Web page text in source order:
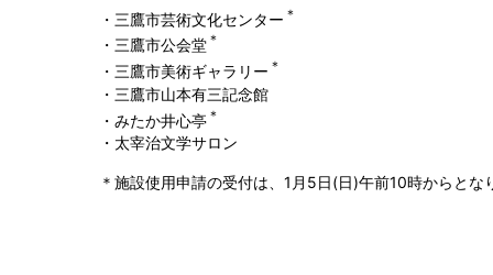
・三鷹市芸術文化センター ＊
・三鷹市公会堂 ＊
・三鷹市美術ギャラリー ＊
・三鷹市山本有三記念館
・みたか井心亭 ＊
・太宰治文学サロン
＊施設使用申請の受付は、1月5日(日)午前10時からとな